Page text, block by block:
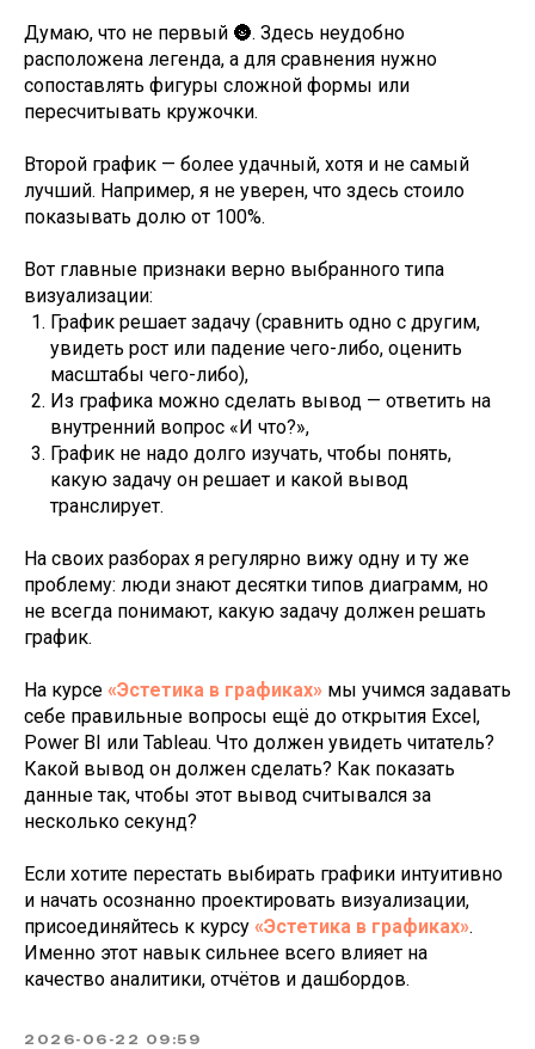
Думаю, что не первый 🌚. Здесь неудобно
расположена легенда, а для сравнения нужно
сопоставлять фигуры сложной формы или
пересчитывать кружочки.
Второй график — более удачный, хотя и не самый
лучший. Например, я не уверен, что здесь стоило
показывать долю от 100%.
Вот главные признаки верно выбранного типа
визуализации:
График решает задачу (сравнить одно с другим,
увидеть рост или падение чего-либо, оценить
масштабы чего-либо),
Из графика можно сделать вывод — ответить на
внутренний вопрос «И что?»,
График не надо долго изучать, чтобы понять,
какую задачу он решает и какой вывод
транслирует.
На своих разборах я регулярно вижу одну и ту же
проблему: люди знают десятки типов диаграмм, но
не всегда понимают, какую задачу должен решать
график.
На курсе «Эстетика в графиках» мы учимся задавать
себе правильные вопросы ещё до открытия Excel,
Power BI или Tableau. Что должен увидеть читатель?
Какой вывод он должен сделать? Как показать
данные так, чтобы этот вывод считывался за
несколько секунд?
Если хотите перестать выбирать графики интуитивно
и начать осознанно проектировать визуализации,
присоединяйтесь к курсу «Эстетика в графиках».
Именно этот навык сильнее всего влияет на
качество аналитики, отчётов и дашбордов.
2026-06-22 09:59